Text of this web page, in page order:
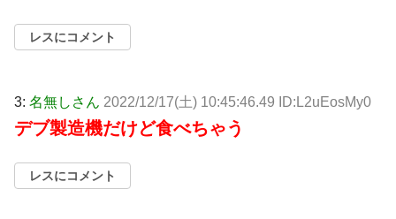
レスにコメント
3: 名無しさん 2022/12/17(土) 10:45:46.49 ID:L2uEosMy0
デブ製造機だけど食べちゃう
レスにコメント